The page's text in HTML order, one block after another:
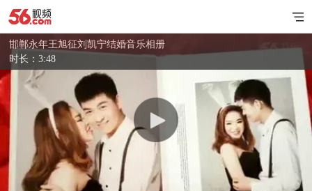
邯郸永年王旭征刘凯宁结婚音乐相册
时长：3:48